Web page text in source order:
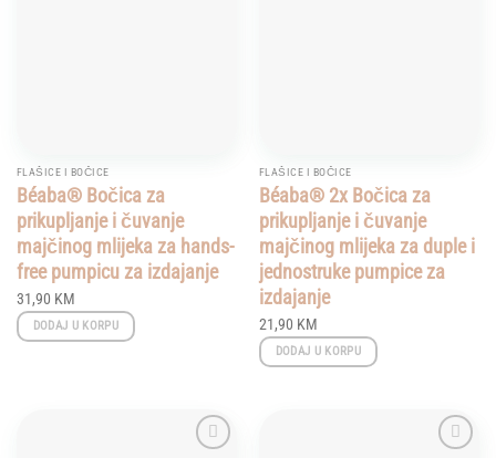
FLAŠICE I BOČICE
Béaba® Bočica za
prikupljanje i čuvanje
majčinog mlijeka za hands-
free pumpicu za izdajanje
31,90 KM
DODAJ U KORPU
FLAŠICE I BOČICE
Béaba® 2x Bočica za
prikupljanje i čuvanje
majčinog mlijeka za duple i
jednostruke pumpice za
izdajanje
21,90 KM
DODAJ U KORPU